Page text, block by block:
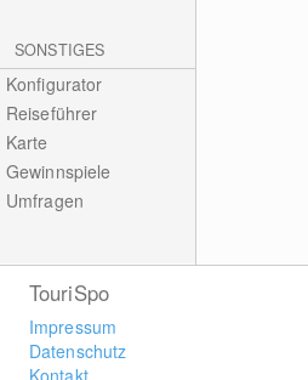
SONSTIGES
Konfigurator
Reiseführer
Karte
Gewinnspiele
Umfragen
TouriSpo
Impressum
Datenschutz
Kontakt